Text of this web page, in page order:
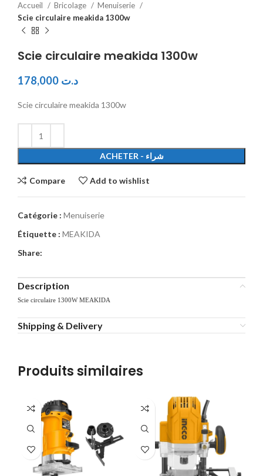
Accueil Bricolage
Menuiserie
Scie circulaire meakida 1300w
Scie circulaire meakida 1300w
د.ت
Scie circulaire meakida 1300w
ACHETER - شراء
Compare Add to wishlist
Catégorie : Menuiserie
Étiquette : MEAKIDA
Share:
Description
Scie circulaire 1300W MEAKIDA
Shipping & Delivery
Produits similaires